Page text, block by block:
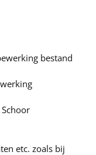
bestand
etc. zoals bij